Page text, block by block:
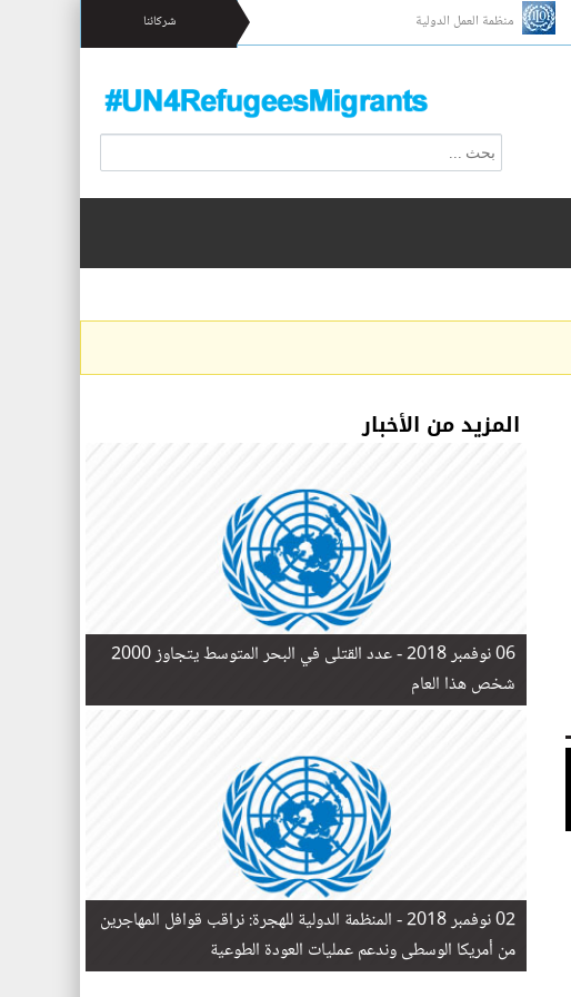
منظمة العمل الدولية شركائنا
س
ت
ر
ا
ب
ث
ب
ح
المزيد من الأخبار
06 نوفمبر 2018 -
عدد القتلى في البحر المتوسط يتجاوز 2000
شخص ​​هذا العام
02 نوفمبر 2018 -
المنظمة الدولية للهجرة: نراقب قوافل المهاجرين
من أمريكا الوسطى وندعم عمليات العودة الطوعية